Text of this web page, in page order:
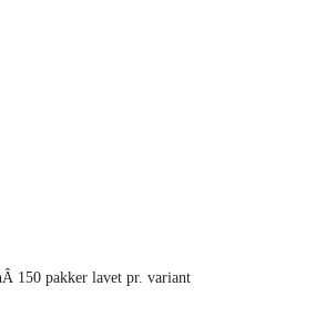
150 pakker lavet pr. variant